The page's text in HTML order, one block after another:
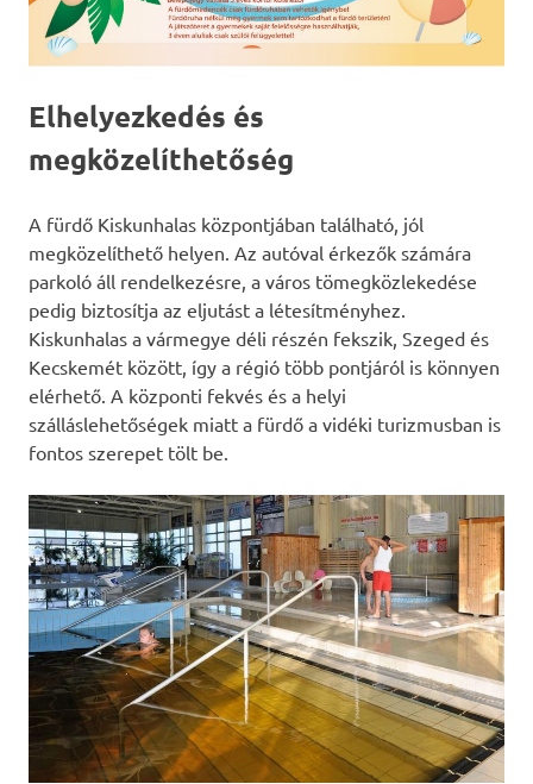
Elhelyezkedés és
megközelíthetőség
A fürdő Kiskunhalas központjában található, jól
megközelíthető helyen. Az autóval érkezők számára
parkoló áll rendelkezésre, a város tömegközlekedése
pedig biztosítja az eljutást a létesítményhez.
Kiskunhalas a vármegye déli részén fekszik, Szeged és
Kecskemét között, így a régió több pontjáról is könnyen
elérhető. A központi fekvés és a helyi
szálláslehetőségek miatt a fürdő a vidéki turizmusban is
fontos szerepet tölt be.